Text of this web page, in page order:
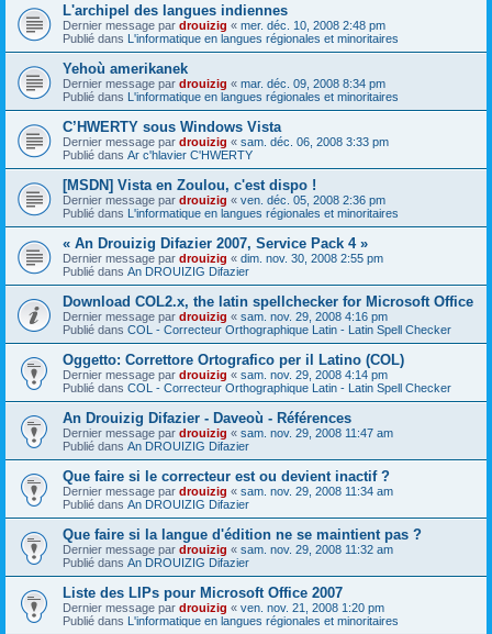
L'archipel des langues indiennes
Dernier message par drouizig « mer. déc. 10, 2008 2:48 pm
Publié dans L'informatique en langues régionales et minoritaires
Yehoù amerikanek
Dernier message par drouizig « mar. déc. 09, 2008 8:34 pm
Publié dans L'informatique en langues régionales et minoritaires
C’HWERTY sous Windows Vista
Dernier message par drouizig « sam. déc. 06, 2008 3:33 pm
Publié dans Ar c'hlavier C'HWERTY
[MSDN] Vista en Zoulou, c'est dispo !
Dernier message par drouizig « ven. déc. 05, 2008 2:36 pm
Publié dans L'informatique en langues régionales et minoritaires
« An Drouizig Difazier 2007, Service Pack 4 »
Dernier message par drouizig « dim. nov. 30, 2008 2:55 pm
Publié dans An DROUIZIG Difazier
Download COL2.x, the latin spellchecker for Microsoft Office
Dernier message par drouizig « sam. nov. 29, 2008 4:16 pm
Publié dans COL - Correcteur Orthographique Latin - Latin Spell Checker
Oggetto: Correttore Ortografico per il Latino (COL)
Dernier message par drouizig « sam. nov. 29, 2008 4:14 pm
Publié dans COL - Correcteur Orthographique Latin - Latin Spell Checker
An Drouizig Difazier - Daveoù - Références
Dernier message par drouizig « sam. nov. 29, 2008 11:47 am
Publié dans An DROUIZIG Difazier
Que faire si le correcteur est ou devient inactif ?
Dernier message par drouizig « sam. nov. 29, 2008 11:34 am
Publié dans An DROUIZIG Difazier
Que faire si la langue d'édition ne se maintient pas ?
Dernier message par drouizig « sam. nov. 29, 2008 11:32 am
Publié dans An DROUIZIG Difazier
Liste des LIPs pour Microsoft Office 2007
Dernier message par drouizig « ven. nov. 21, 2008 1:20 pm
Publié dans L'informatique en langues régionales et minoritaires